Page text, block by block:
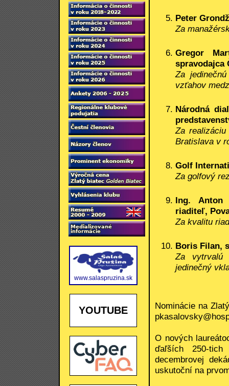
www.salaspruzina.sk
YOUTUBE
Peter
Za
Gregor
spravodajca
Za
vzťahov
Národná
Za
Bratislava v
Golf
Za golfový
Ing. Anton
riaditeľ,
Za kvalitu
Boris Filan,
Za vytrvalú
jedinečný
Nominácie na
O nových
ďaľších 250-
decembrovej
uskutoční na